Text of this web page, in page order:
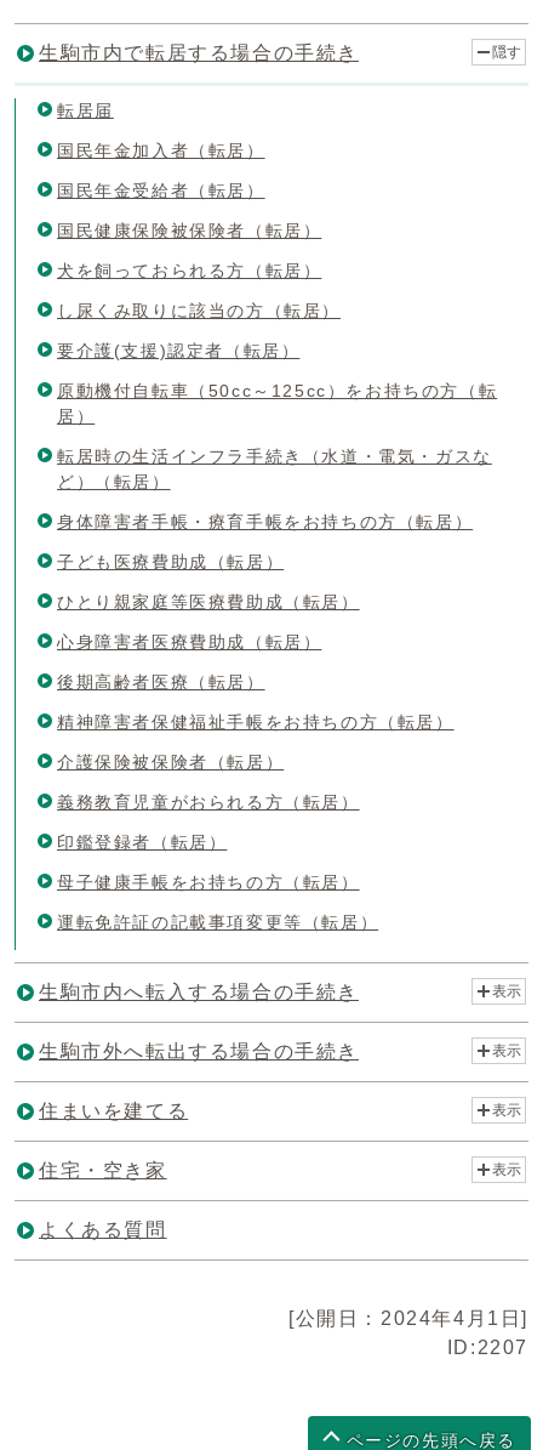
生駒市内で転居する場合の手続き 隠す
転居届
国民年金加入者（転居）
国民年金受給者（転居）
国民健康保険被保険者（転居）
犬を飼っておられる方（転居）
し尿くみ取りに該当の方（転居）
要介護(支援)認定者（転居）
原動機付自転車（50cc～125cc）をお持ちの方（転
居）
転居時の生活インフラ手続き（水道・電気・ガスな
ど）（転居）
身体障害者手帳・療育手帳をお持ちの方（転居）
子ども医療費助成（転居）
ひとり親家庭等医療費助成（転居）
心身障害者医療費助成（転居）
後期高齢者医療（転居）
精神障害者保健福祉手帳をお持ちの方（転居）
介護保険被保険者（転居）
義務教育児童がおられる方（転居）
印鑑登録者（転居）
母子健康手帳をお持ちの方（転居）
運転免許証の記載事項変更等（転居）
生駒市内へ転入する場合の手続き 表示
生駒市外へ転出する場合の手続き 表示
住まいを建てる 表示
住宅・空き家 表示
よくある質問
[公開日：2024年4月1日]
ID:2207
ページの先頭へ戻る